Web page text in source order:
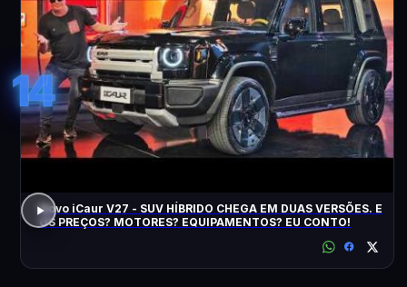
14
Novo iCaur V27 - SUV HÍBRIDO CHEGA EM DUAS VERSÕES. E
OS PREÇOS? MOTORES? EQUIPAMENTOS? EU CONTO!